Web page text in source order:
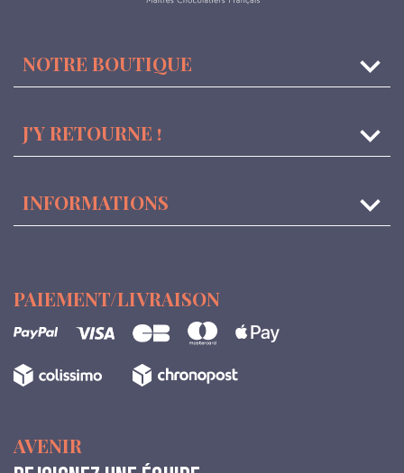
NOTRE BOUTIQUE keyboard_arrow_down
J'Y RETOURNE ! 
INFORMATIONS 
PAIEMENT/LIVRAISON
AVENIR